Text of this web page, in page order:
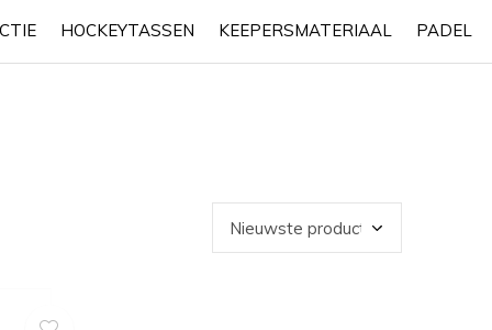
HOCKEYTASSEN KEEPERSMATERIAAL PADEL